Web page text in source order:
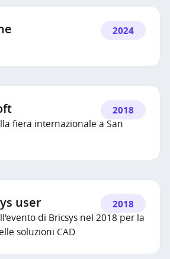
2024
fiera internazionale a San
2018
user
di Bricsys nel 2018 per la
soluzioni CAD
2018